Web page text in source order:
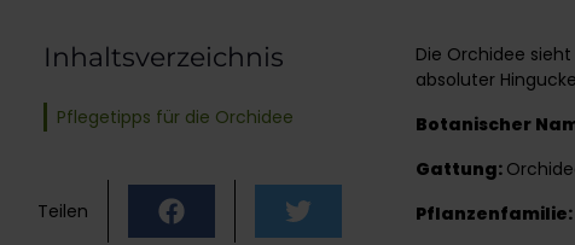
Inhaltsverzeichnis
Pflegetipps für die Orchidee
Teilen
Die Orchidee
absoluter
Botanischer
Gattung:
Pflanzenfamilie: